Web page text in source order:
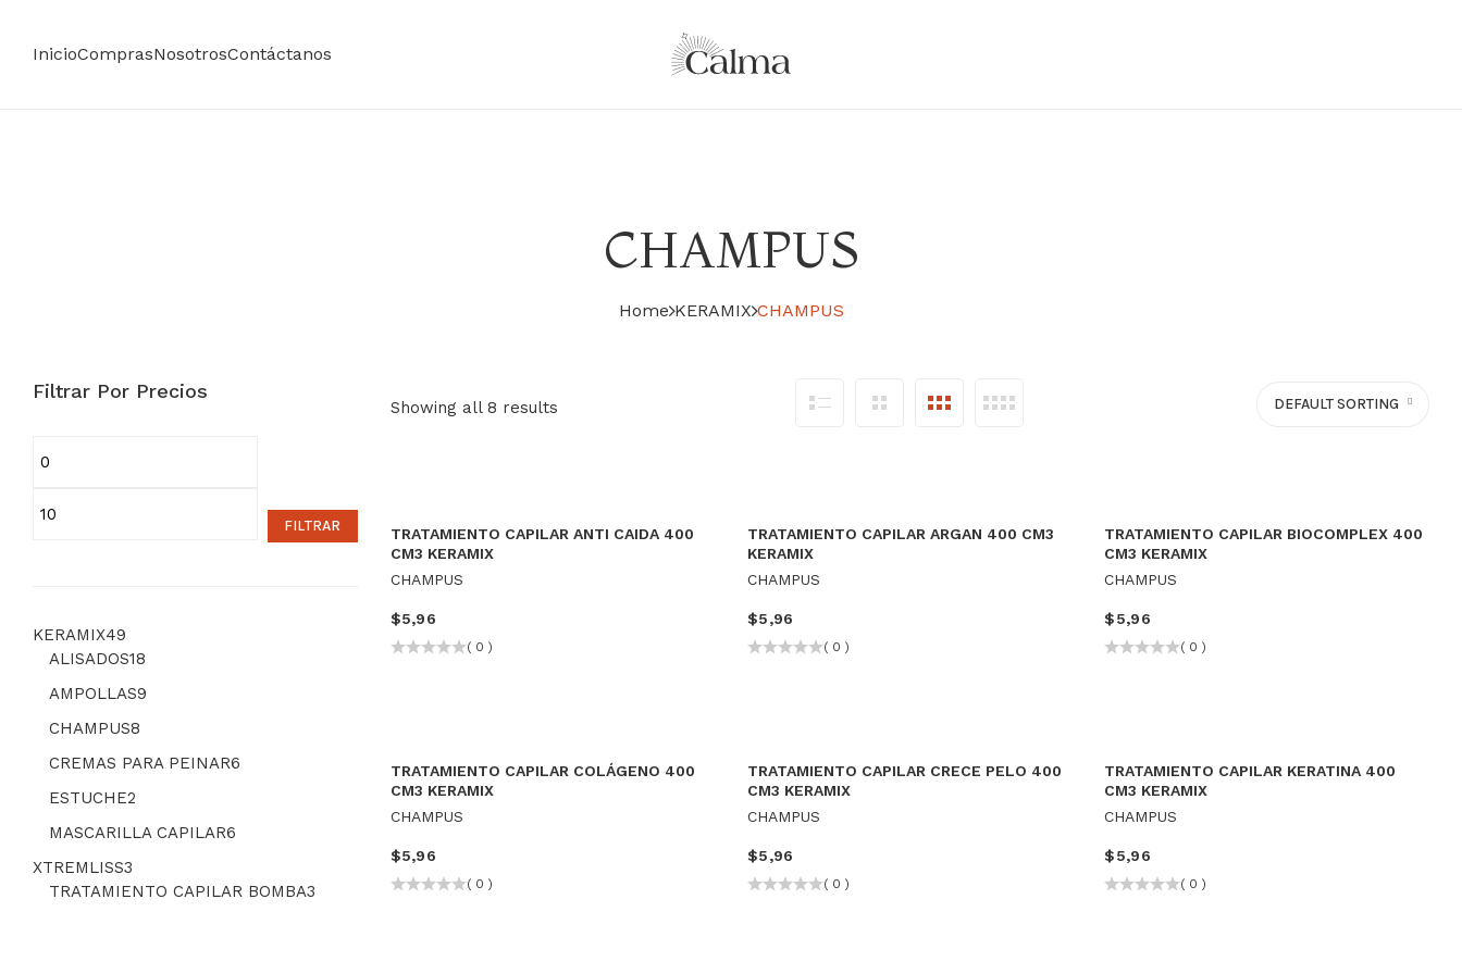
InicioComprasNosotrosContáctanos
CHAMPUS
Home KERAMIX CHAMPUS
Filtrar Por Precios
FILTRAR
KERAMIX49
ALISADOS18
AMPOLLAS9
CHAMPUS8
CREMAS PARA PEINAR6
ESTUCHE2
MASCARILLA CAPILAR6
XTREMLISS3
TRATAMIENTO CAPILAR BOMBA3
Showing all 8 results DEFAULT SORTING
TRATAMIENTO CAPILAR ANTI CAIDA 400
CM3 KERAMIX
CHAMPUS
$5,96
( 0 )
TRATAMIENTO CAPILAR ARGAN 400 CM3
KERAMIX
CHAMPUS
$5,96
( 0 )
TRATAMIENTO CAPILAR BIOCOMPLEX 400
CM3 KERAMIX
CHAMPUS
$5,96
( 0 )
TRATAMIENTO CAPILAR COLÁGENO 400
CM3 KERAMIX
CHAMPUS
$5,96
( 0 )
TRATAMIENTO CAPILAR CRECE PELO 400
CM3 KERAMIX
CHAMPUS
$5,96
( 0 )
TRATAMIENTO CAPILAR KERATINA 400
CM3 KERAMIX
CHAMPUS
$5,96
( 0 )